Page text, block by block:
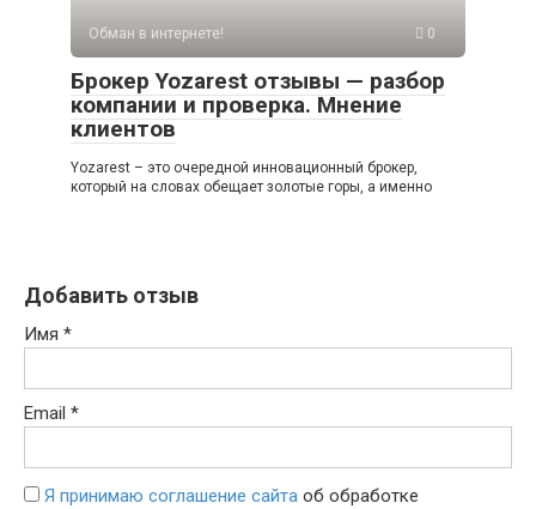
Обман в интернете! 0
Брокер Yozarest отзывы — разбор
компании и проверка. Мнение
клиентов
Yozarest – это очередной инновационный брокер,
который на словах обещает золотые горы, а именно
Добавить отзыв
Имя *
Email *
Я принимаю соглашение сайта об обработке